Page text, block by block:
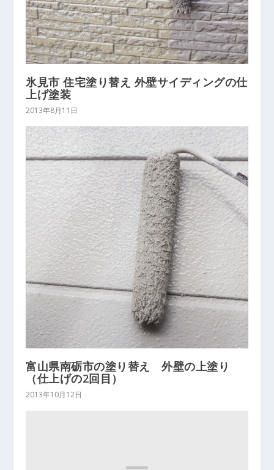
氷見市 住宅塗り替え 外壁サイディングの仕
上げ塗装
2013年8月11日
富山県南砺市の塗り替え 外壁の上塗り
（仕上げの2回目）
2013年10月12日